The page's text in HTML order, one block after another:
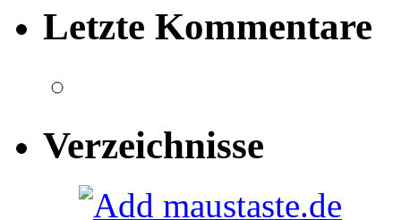
Letzte Kommentare
Verzeichnisse